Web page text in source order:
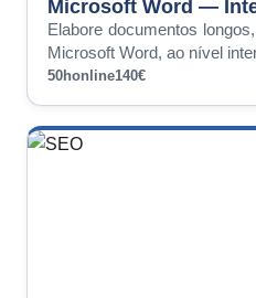
Microsoft Word —
Elabore documentos
Microsoft Word, ao nível
50honline140€